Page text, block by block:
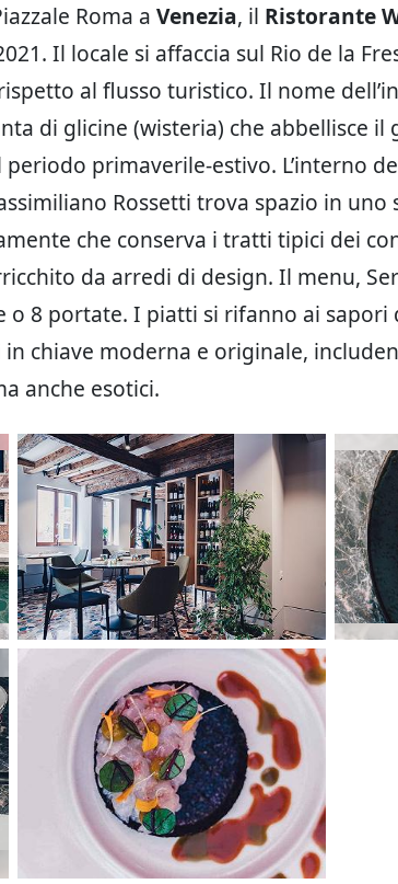
Roma a Venezia, il Ristorante
Il locale si affaccia sul Rio de la
al flusso turistico. Il nome
di glicine (wisteria) che abbellisce il
primaverile-estivo. L’interno
Rossetti trova spazio in uno
che conserva i tratti tipici dei
da arredi di design. Il menu,
o 8 portate. I piatti si rifanno ai sapori
chiave moderna e originale,
anche esotici.